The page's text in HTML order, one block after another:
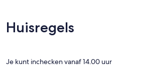
Huisregels
Je kunt inchecken vanaf 14.00 uur